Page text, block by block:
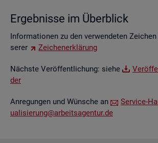
Er­geb­nis­se im Über­blick
In­for­ma­tio­nen zu den ver­wen­de­ten
se­rer
Zei­chen­er­klä­rung
Nächs­te Ver­öf­fent­li­chung: siehe
der
An­re­gun­gen und Wün­sche an
Ser­vice-
uali​sier​ung@​arb​eits​agen​tur.​de